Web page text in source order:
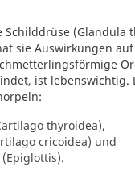
Schilddrüse (Glandula
sie Auswirkungen
ist lebenswichtig.
thyroidea),
cricoidea) und